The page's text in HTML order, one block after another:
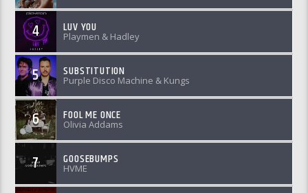
4 LUV YOU
Playmen & Hadley
5 SUBSTITUTION
Purple Disco Machine & Kungs
6 FOOL ME ONCE
Olivia Addams
7 GOOSEBUMPS
HVME